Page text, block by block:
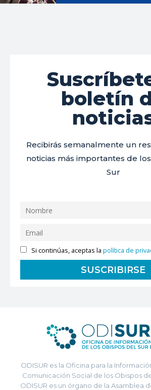
boletín
Recibirás semanalmente un
noticias más importantes de
Sur
Si continúas, aceptas lapolítica de
ODISUR es la Oficina para la
Comunicación Social de los Obispos
ODISUR es un órgano de la Asamblea